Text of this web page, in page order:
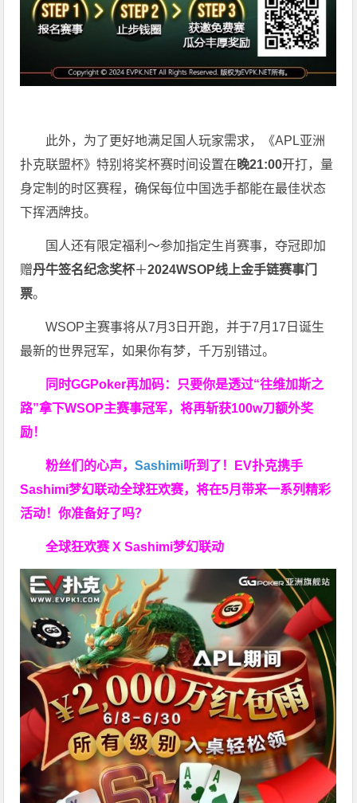
此外，为了更好地满足国人玩家需求，《APL亚洲
扑克联盟杯》特别将奖杯赛时间设置在 晚21:00开打，量
身定制的时区赛程，确保每位中国选手都能在最佳状态
下挥洒牌技。
国人还有限定福利～参加指定生肖赛事，夺冠即加
赠丹牛签名纪念奖杯＋2024WSOP线上金手链赛事门
票。
WSOP主赛事将从7月3日开跑，并于7月17日诞生
最新的世界冠军，如果你有梦，千万别错过。
同时GGPoker再加码：只要你是透过“往维加斯之
路”拿下WSOP主赛事冠军，将再斩获100w刀额外奖
励！
粉丝们的心声，Sashimi听到了！EV扑克携手
Sashimi梦幻联动全球狂欢赛，将在5月带来一系列精彩
活动！你准备好了吗？
全球狂欢赛 X Sashimi梦幻联动